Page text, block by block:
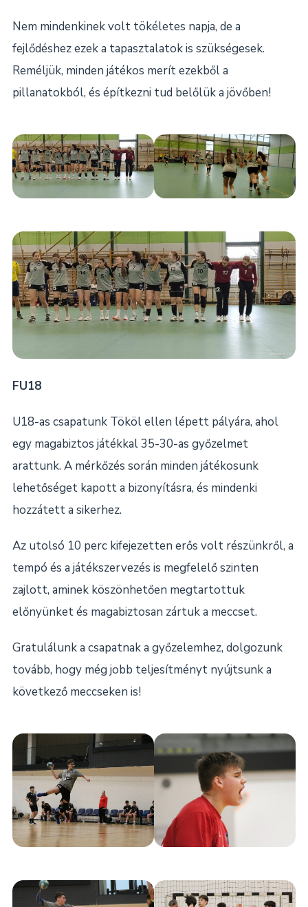
Nem mindenkinek volt tökéletes napja, de a
fejlődéshez ezek a tapasztalatok is szükségesek.
Reméljük, minden játékos merít ezekből a
pillanatokból, és építkezni tud belőlük a jövőben!
FU18
U18-as csapatunk Tököl ellen lépett pályára, ahol
egy magabiztos játékkal 35-30-as győzelmet
arattunk. A mérkőzés során minden játékosunk
lehetőséget kapott a bizonyításra, és mindenki
hozzátett a sikerhez.
Az utolsó 10 perc kifejezetten erős volt részünkről, a
tempó és a játékszervezés is megfelelő szinten
zajlott, aminek köszönhetően megtartottuk
előnyünket és magabiztosan zártuk a meccset.
Gratulálunk a csapatnak a győzelemhez, dolgozunk
tovább, hogy még jobb teljesítményt nyújtsunk a
következő meccseken is!